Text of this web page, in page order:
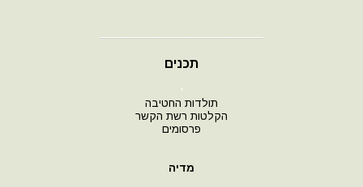
תכנים
י
תולדות החטיבה
הקלטות רשת הקשר
פרסומים
מדיה